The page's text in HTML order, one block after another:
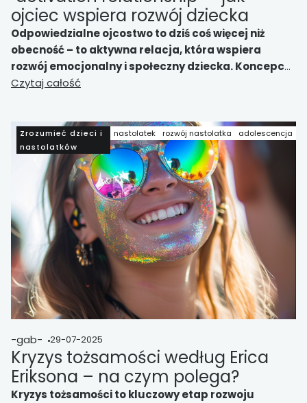
ojciec wspiera rozwój dziecka
Odpowiedzialne ojcostwo to dziś coś więcej niż
obecność – to aktywna relacja, która wspiera
rozwój emocjonalny i społeczny dziecka. Koncepcja
„activation relationship” pokazuje, jak ojciec może
Czytaj całość
Zrozumieć dzieci i
nastolatków
nastolatek rozwój nastolatka adolescencja
-gab- 29-07-2025
Kryzys tożsamości według Erica
Eriksona – na czym polega?
Kryzys tożsamości to kluczowy etap rozwoju